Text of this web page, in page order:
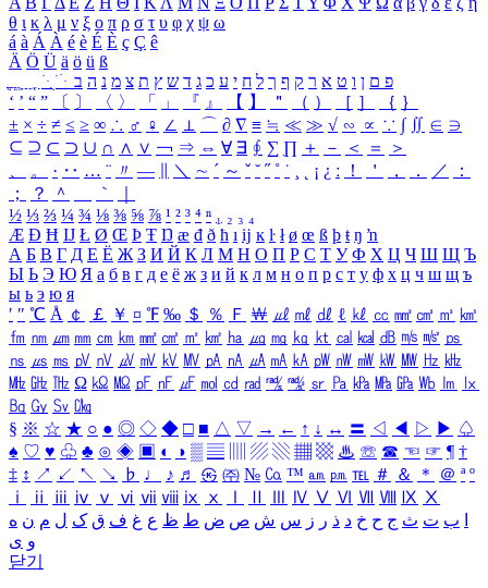
θ ι κ λ μ ν ξ ο π ρ σ τ υ φ χ ψ ω
á à Á À é è É È ç Ç ê
Ä Ö Ü ä ö ü ß
ִֶֹ ֻּ ׁׂ פ ם ן ו ט א ר ק ף ך ל ח י ע כ ג ד ש ץ ת צ מ נ ה ב
‘ ’ “ ” 〔 〕 〈 〉 「 」 『 』 【 】 ＂ （ ） ［ ］ ｛ ｝
± × ÷ ≠ ≤ ≥ ∞ ∴ ♂ ♀ ∠ ⊥ ⌒ ∂ ∇ ≡ ≒ ≪ ≫ √ ∽ ∝ ∵ ∫ ∬ ∈ ∋
⊆ ⊇ ⊂ ⊃ ∪ ∩ ∧ ∨ ￢ ⇒ ⇔ ∀ ∃ ∮ ∑ ∏ ＋ － ＜ ＝
＞
、
。 · ‥ … ¨ 〃 ― ＼ ∼ ´ ～ ˇ ˘ ˝ ˚ ˙ ¸ ¡ ¿ ː ！ ＇ ， ． ／
：
；
？ ＾ ｀
½ ⅓ ⅔ ¼ ¾ ⅛ ⅜ ⅝ ⅞ ¹ ² ³ ⁴ ⁿ ₁ ₂ ₃ ₄
Æ Ð Ħ Ĳ Ł Ø Œ Þ Ŧ Ŋ æ đ ð ħ ı ĳ ĸ ŀ ł ø œ ß þ ŧ ŋ ŉ
А Б В Г Д Е Ё Ж З И Й К Л М Н О П Р С Т У Ф Х Ц Ч Ш Щ Ъ
Ы Ь Э Ю Я а б в г д е ё ж з и й к л м н о п р с т у ф х ц ч ш щ ъ
ы ь э ю я
′ ″ ℃ Å ￠ ￡ ￥ ¤ ℉ ‰ ＄ ％ Ｆ ￦ ㎕ ㎖ ㎗ ℓ ㎘ ㏄ ㎣ ㎤ ㎥ ㎦
㎙ ㎚ ㎛ ㎜ ㎝ ㎞ ㎟ ㎠ ㎡ ㎢ ㏊ ㎍ ㎎ ㎏ ㏏ ㎈ ㎉ ㏈ ㎧ ㎨ ㎰
㎱ ㎲ ㎳ ㎴ ㎵ ㎶ ㎷ ㎸ ㎹ ㎀ ㎁ ㎂ ㎃ ㎄ ㎺ ㎻ ㎽ ㎾ ㎿ ㎐ ㎑
㎒ ㎓ ㎔ Ω ㏀ ㏁ ㎊ ㎋ ㎌ ㏖ ㏅ ㎭ ㎮ ㎯ ㏛ ㎩ ㎪ ㎫ ㎬ ㏝ ㏐
㏓
㏃ ㏉ ㏜ ㏆
§ ※ ☆ ★ ○ ● ◎ ◇ ◆ □ ■ △ ▽ → ← ↑ ↓ ↔ 〓 ◁ ◀ ▷ ▶ ♤
♠ ♡ ♥ ♧ ♣ ⊙ ◈ ▣ ◐ ◑ ▒ ▤ ▨ ▧ ▦ ▩ ♨ ☏ ☎ ☜ ☞ ¶ †
‡ ↕ ↗ ↙ ↖ ↘ ♭ ♩ ♪ ♬ ㉿ ㈜ № ㏇ ™ ㏂ ㏘ ℡ ＃ ＆ ＊ ＠ ª º
ⅰ
ⅱ ⅲ ⅳ ⅴ ⅵ ⅶ ⅷ ⅸ ⅹ Ⅳ Ⅴ Ⅵ Ⅶ Ⅷ Ⅸ Ⅹ
ب ت ث ج ح خ د ذ ر ز س ش ص ض ط ظ ع غ ف ق ک ل م ن ه
و ی
닫기